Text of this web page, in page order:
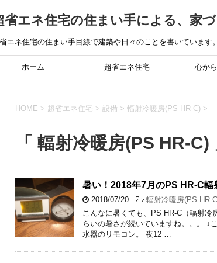
省エネ住宅の住まい手による、家
エネ住宅の住まい手目線で建築や日々のことを書いています。
ホーム 超省エネ住宅 心か
HOME > 超省エネ住宅 > 設備 > 輻射冷暖房(PS HR-C) >
「 輻射冷暖房(PS HR-C)
暑い！2018年7月のPS HR-C
2018/07/20 -輻射冷暖房(PS HR-
こんなに暑くても、PS HR-C（輻射
らいの暑さが続いていますね。。。 ↓
水器のリモコン。 夜12 …